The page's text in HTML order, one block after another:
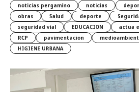
noticias pergamino
noticias
obras
Salud deporte
seguridad vial
EDUCACION actua
RCP
pavimentacion
HIGIENE URBANA